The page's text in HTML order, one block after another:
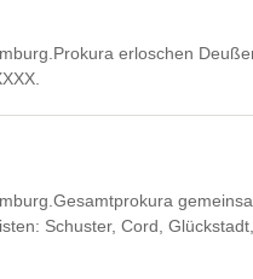
erloschen
Schuster, Cord, Glückstadt,